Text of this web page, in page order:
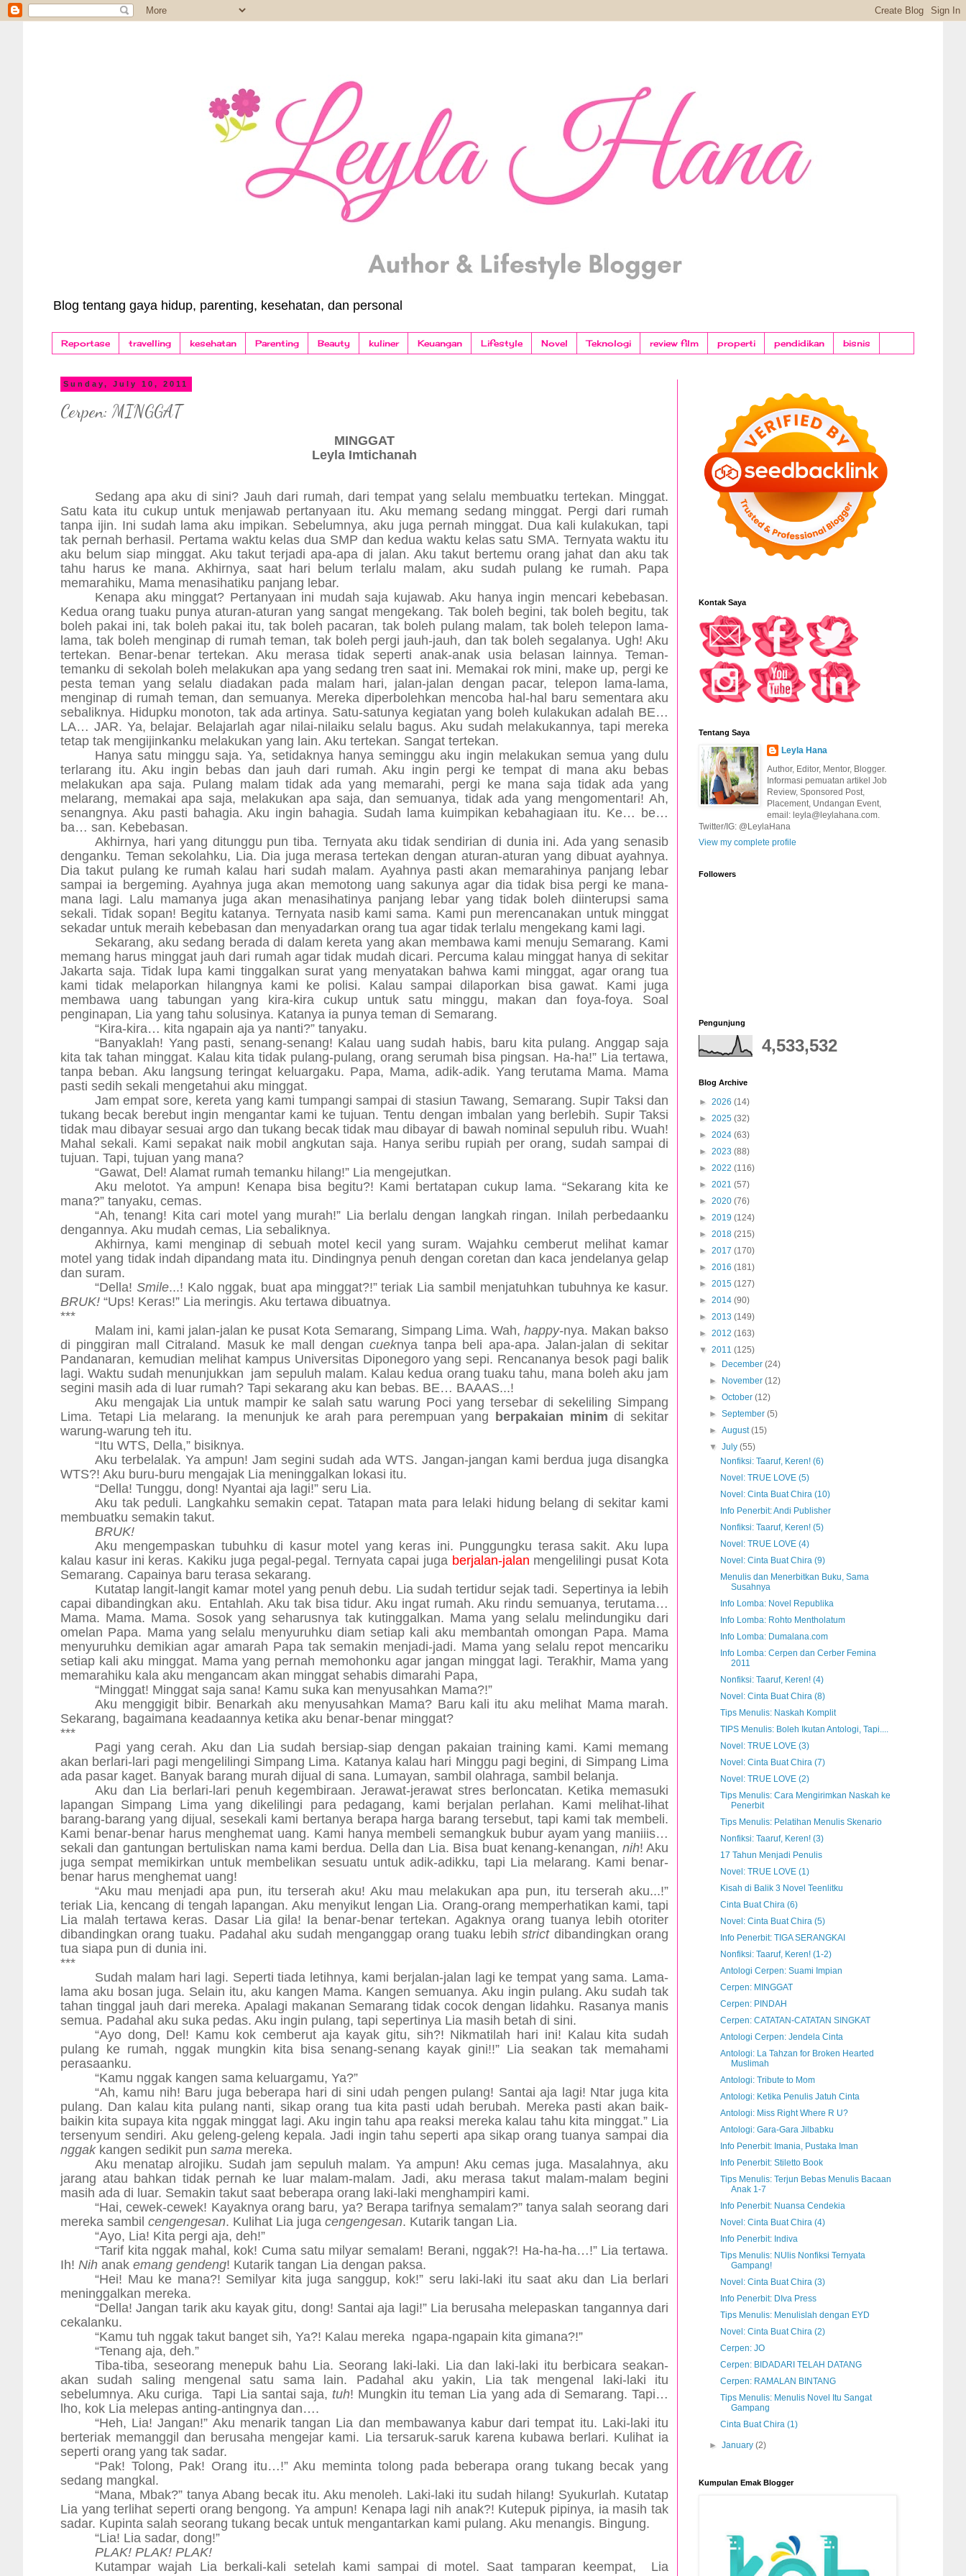
Blog tentang gaya hidup, parenting, kesehatan, dan personal
Reportase travelling kesehatan Parenting Beauty kuliner Keuangan Lifestyle Novel Teknologi review film properti pendidikan bisnis
Sunday, July 10, 2011
Cerpen: MINGGAT
MINGGAT
Leyla Imtichanah
Sedang apa aku di sini? Jauh dari rumah, dari tempat yang selalu membuatku tertekan. Minggat.
Satu kata itu cukup untuk menjawab pertanyaan itu. Aku memang sedang minggat. Pergi dari rumah
tanpa ijin. Ini sudah lama aku impikan. Sebelumnya, aku juga pernah minggat. Dua kali kulakukan, tapi
tak pernah berhasil. Pertama waktu kelas dua SMP dan kedua waktu kelas satu SMA. Ternyata waktu itu
aku belum siap minggat. Aku takut terjadi apa-apa di jalan. Aku takut bertemu orang jahat dan aku tak
tahu harus ke mana. Akhirnya, saat hari belum terlalu malam, aku sudah pulang ke rumah. Papa
memarahiku, Mama menasihatiku panjang lebar.
Kenapa aku minggat? Pertanyaan ini mudah saja kujawab. Aku hanya ingin mencari kebebasan.
Kedua orang tuaku punya aturan-aturan yang sangat mengekang. Tak boleh begini, tak boleh begitu, tak
boleh pakai ini, tak boleh pakai itu, tak boleh pacaran, tak boleh pulang malam, tak boleh telepon lama-
lama, tak boleh menginap di rumah teman, tak boleh pergi jauh-jauh, dan tak boleh segalanya. Ugh! Aku
tertekan. Benar-benar tertekan. Aku merasa tidak seperti anak-anak usia belasan lainnya. Teman-
temanku di sekolah boleh melakukan apa yang sedang tren saat ini. Memakai rok mini, make up, pergi ke
pesta teman yang selalu diadakan pada malam hari, jalan-jalan dengan pacar, telepon lama-lama,
menginap di rumah teman, dan semuanya. Mereka diperbolehkan mencoba hal-hal baru sementara aku
sebaliknya. Hidupku monoton, tak ada artinya. Satu-satunya kegiatan yang boleh kulakukan adalah BE…
LA… JAR. Ya, belajar. Belajarlah agar nilai-nilaiku selalu bagus. Aku sudah melakukannya, tapi mereka
tetap tak mengijinkanku melakukan yang lain. Aku tertekan. Sangat tertekan.
Hanya satu minggu saja. Ya, setidaknya hanya seminggu aku ingin melakukan semua yang dulu
terlarang itu. Aku ingin bebas dan jauh dari rumah. Aku ingin pergi ke tempat di mana aku bebas
melakukan apa saja. Pulang malam tidak ada yang memarahi, pergi ke mana saja tidak ada yang
melarang, memakai apa saja, melakukan apa saja, dan semuanya, tidak ada yang mengomentari! Ah,
senangnya. Aku pasti bahagia. Aku ingin bahagia. Sudah lama kuimpikan kebahagiaan itu. Ke… be…
ba… san. Kebebasan.
Akhirnya, hari yang ditunggu pun tiba. Ternyata aku tidak sendirian di dunia ini. Ada yang senasib
denganku. Teman sekolahku, Lia. Dia juga merasa tertekan dengan aturan-aturan yang dibuat ayahnya.
Dia takut pulang ke rumah kalau hari sudah malam. Ayahnya pasti akan memarahinya panjang lebar
sampai ia bergeming. Ayahnya juga akan memotong uang sakunya agar dia tidak bisa pergi ke mana-
mana lagi. Lalu mamanya juga akan menasihatinya panjang lebar yang tidak boleh diinterupsi sama
sekali. Tidak sopan! Begitu katanya. Ternyata nasib kami sama. Kami pun merencanakan untuk minggat
sekadar untuk meraih kebebasan dan menyadarkan orang tua agar tidak terlalu mengekang kami lagi.
Sekarang, aku sedang berada di dalam kereta yang akan membawa kami menuju Semarang. Kami
memang harus minggat jauh dari rumah agar tidak mudah dicari. Percuma kalau minggat hanya di sekitar
Jakarta saja. Tidak lupa kami tinggalkan surat yang menyatakan bahwa kami minggat, agar orang tua
kami tidak melaporkan hilangnya kami ke polisi. Kalau sampai dilaporkan bisa gawat. Kami juga
membawa uang tabungan yang kira-kira cukup untuk satu minggu, makan dan foya-foya. Soal
penginapan, Lia yang tahu solusinya. Katanya ia punya teman di Semarang.
“Kira-kira… kita ngapain aja ya nanti?” tanyaku.
“Banyaklah! Yang pasti, senang-senang! Kalau uang sudah habis, baru kita pulang. Anggap saja
kita tak tahan minggat. Kalau kita tidak pulang-pulang, orang serumah bisa pingsan. Ha-ha!” Lia tertawa,
tanpa beban. Aku langsung teringat keluargaku. Papa, Mama, adik-adik. Yang terutama Mama. Mama
pasti sedih sekali mengetahui aku minggat.
Jam empat sore, kereta yang kami tumpangi sampai di stasiun Tawang, Semarang. Supir Taksi dan
tukang becak berebut ingin mengantar kami ke tujuan. Tentu dengan imbalan yang berlebih. Supir Taksi
tidak mau dibayar sesuai argo dan tukang becak tidak mau dibayar di bawah nominal sepuluh ribu. Wuah!
Mahal sekali. Kami sepakat naik mobil angkutan saja. Hanya seribu rupiah per orang, sudah sampai di
tujuan. Tapi, tujuan yang mana?
“Gawat, Del! Alamat rumah temanku hilang!” Lia mengejutkan.
Aku melotot. Ya ampun! Kenapa bisa begitu?! Kami bertatapan cukup lama. “Sekarang kita ke
mana?” tanyaku, cemas.
“Ah, tenang! Kita cari motel yang murah!” Lia berlalu dengan langkah ringan. Inilah perbedaanku
dengannya. Aku mudah cemas, Lia sebaliknya.
Akhirnya, kami menginap di sebuah motel kecil yang suram. Wajahku cemberut melihat kamar
motel yang tidak indah dipandang mata itu. Dindingnya penuh dengan coretan dan kaca jendelanya gelap
dan suram.
“Della! Smile...! Kalo nggak, buat apa minggat?!” teriak Lia sambil menjatuhkan tubuhnya ke kasur.
BRUK! “Ups! Keras!” Lia meringis. Aku tertawa dibuatnya.
***
Malam ini, kami jalan-jalan ke pusat Kota Semarang, Simpang Lima. Wah, happy-nya. Makan bakso
di pinggiran mall Citraland. Masuk ke mall dengancueknya tanpa beli apa-apa. Jalan-jalan di sekitar
Pandanaran, kemudian melihat kampus Universitas Diponegoro yang sepi. Rencananya besok pagi balik
lagi. Waktu sudah menunjukkan jam sepuluh malam. Kalau kedua orang tuaku tahu, mana boleh aku jam
segini masih ada di luar rumah? Tapi sekarang aku kan bebas. BE… BAAAS...!
Aku mengajak Lia untuk mampir ke salah satu warung Poci yang tersebar di sekeliling Simpang
Lima. Tetapi Lia melarang. Ia menunjuk ke arah para perempuan yang berpakaian minim di sekitar
warung-warung teh itu.
“Itu WTS, Della,” bisiknya.
Aku terbelalak. Ya ampun! Jam segini sudah ada WTS. Jangan-jangan kami berdua juga disangka
WTS?! Aku buru-buru mengajak Lia meninggalkan lokasi itu.
“Della! Tunggu, dong! Nyantai aja lagi!” seru Lia.
Aku tak peduli. Langkahku semakin cepat. Tatapan mata para lelaki hidung belang di sekitar kami
membuatku semakin takut.
BRUK!
Aku mengempaskan tubuhku di kasur motel yang keras ini. Punggungku terasa sakit. Aku lupa
kalau kasur ini keras. Kakiku juga pegal-pegal. Ternyata capai juga berjalan-jalan mengelilingi pusat Kota
Semarang. Capainya baru terasa sekarang.
Kutatap langit-langit kamar motel yang penuh debu. Lia sudah tertidur sejak tadi. Sepertinya ia lebih
capai dibandingkan aku.
Entahlah. Aku tak bisa tidur. Aku ingat rumah. Aku rindu semuanya, terutama…
Mama. Mama. Mama. Sosok yang seharusnya tak kutinggalkan. Mama yang selalu melindungiku dari
omelan Papa. Mama yang selalu menyuruhku diam setiap kali aku membantah omongan Papa. Mama
menyuruhku demikian agar amarah Papa tak semakin menjadi-jadi. Mama yang selalu repot mencariku
setiap kali aku minggat. Mama yang pernah memohonku agar jangan minggat lagi. Terakhir, Mama yang
memarahiku kala aku mengancam akan minggat sehabis dimarahi Papa,
“Minggat! Minggat saja sana! Kamu suka kan menyusahkan Mama?!”
Aku menggigit bibir. Benarkah aku menyusahkan Mama? Baru kali itu aku melihat Mama marah.
Sekarang, bagaimana keadaannya ketika aku benar-benar minggat?
***
Pagi yang cerah. Aku dan Lia sudah bersiap-siap dengan pakaian training kami. Kami memang
akan berlari-lari pagi mengelilingi Simpang Lima. Katanya kalau hari Minggu pagi begini, di Simpang Lima
ada pasar kaget. Banyak barang murah dijual di sana. Lumayan, sambil olahraga, sambil belanja.
Aku dan Lia berlari-lari penuh kegembiraan. Jerawat-jerawat stres berloncatan. Ketika memasuki
lapangan Simpang Lima yang dikelilingi para pedagang, kami berjalan perlahan. Kami melihat-lihat
barang-barang yang dijual, sesekali kami bertanya berapa harga barang tersebut, tapi kami tak membeli.
Kami benar-benar harus menghemat uang. Kami hanya membeli semangkuk bubur ayam yang maniiis…
sekali dan gantungan bertuliskan nama kami berdua. Della dan Lia. Bisa buat kenang-kenangan, nih! Aku
juga sempat memikirkan untuk membelikan sesuatu untuk adik-adikku, tapi Lia melarang. Kami benar-
benar harus menghemat uang!
“Aku mau menjadi apa pun, itu terserah aku! Aku mau melakukan apa pun, itu terserah aku...!”
teriak Lia, kencang di tengah lapangan. Aku menyikut lengan Lia. Orang-orang memperhatikan kami, tapi
Lia malah tertawa keras. Dasar Lia gila! Ia benar-benar tertekan. Agaknya orang tuanya lebih otoriter
dibandingkan orang tuaku. Padahal aku sudah menganggap orang tuaku lebihstrictdibandingkan orang
tua siapa pun di dunia ini.
***
Sudah malam hari lagi. Seperti tiada letihnya, kami berjalan-jalan lagi ke tempat yang sama. Lama-
lama aku bosan juga. Selain itu, aku kangen Mama. Kangen semuanya. Aku ingin pulang. Aku sudah tak
tahan tinggal jauh dari mereka. Apalagi makanan Semarang tidak cocok dengan lidahku. Rasanya manis
semua. Padahal aku suka pedas. Aku ingin pulang, tapi sepertinya Lia masih betah di sini.
“Ayo dong, Del! Kamu kok cemberut aja kayak gitu, sih?! Nikmatilah hari ini! Kalau kita sudah
pulang ke rumah, nggak mungkin kita bisa senang-senang kayak gini!!” Lia seakan tak memahami
perasaanku.
“Kamu nggak kangen sama keluargamu, Ya?”
“Ah, kamu nih! Baru juga beberapa hari di sini udah pengen pulang! Santai aja lagi! Ntar juga kita
pulang. Dan kalau kita pulang nanti, sikap orang tua kita pasti udah berubah. Mereka pasti akan baik-
baikin kita supaya kita nggak minggat lagi. Aku ingin tahu apa reaksi mereka kalau tahu kita minggat.” Lia
tersenyum sendiri. Aku geleng-geleng kepala. Jadi ingin tahu seperti apa sikap orang tuanya sampai dia
nggak kangen sedikit pun sama mereka.
Aku menatap alrojiku. Sudah jam sepuluh malam. Ya ampun! Aku cemas juga. Masalahnya, aku
jarang atau bahkan tidak pernah ke luar malam-malam. Jadi, aku merasa takut malam-malam begini
masih ada di luar. Semakin takut saat beberapa orang laki-laki menghampiri kami.
“Hai, cewek-cewek! Kayaknya orang baru, ya? Berapa tarifnya semalam?” tanya salah seorang dari
mereka sambil cengengesan. Kulihat Lia juga cengengesan. Kutarik tangan Lia.
“Ayo, Lia! Kita pergi aja, deh!”
“Tarif kita nggak mahal, kok! Cuma satu milyar semalam! Berani, nggak?! Ha-ha-ha…!” Lia tertawa.
Ih! Nih anak emang gendeng! Kutarik tangan Lia dengan paksa.
“Hei! Mau ke mana?! Semilyar kita juga sanggup, kok!” seru laki-laki itu saat aku dan Lia berlari
meninggalkan mereka.
“Della! Jangan tarik aku kayak gitu, dong! Santai aja lagi!” Lia berusaha melepaskan tangannya dari
cekalanku.
“Kamu tuh nggak takut banget sih, Ya?! Kalau mereka ngapa-ngapain kita gimana?!”
“Tenang aja, deh.”
Tiba-tiba, seseorang menepuk bahu Lia. Seorang laki-laki. Lia dan laki-laki itu berbicara seakan-
akan sudah saling mengenal satu sama lain. Padahal aku yakin, Lia tak mengenal laki-laki itu
sebelumnya. Aku curiga.
Tapi Lia santai saja, tuh! Mungkin itu teman Lia yang ada di Semarang. Tapi…
lho, kok Lia melepas anting-antingnya dan….
“Heh, Lia! Jangan!” Aku menarik tangan Lia dan membawanya kabur dari tempat itu. Laki-laki itu
berteriak memanggil dan berusaha mengejar kami. Lia tersaruk-saruk karena kubawa berlari. Kulihat ia
seperti orang yang tak sadar.
“Pak! Tolong, Pak! Orang itu…!” Aku meminta tolong pada beberapa orang tukang becak yang
sedang mangkal.
“Mana, Mbak?” tanya Abang becak itu. Aku menoleh. Laki-laki itu sudah hilang! Syukurlah. Kutatap
Lia yang terlihat seperti orang bengong. Ya ampun! Kenapa lagi nih anak?! Kutepuk pipinya, ia masih tak
sadar. Kupinta salah seorang tukang becak untuk mengantarkan kami pulang. Aku menangis. Bingung.
“Lia! Lia sadar, dong!”
PLAK! PLAK! PLAK!
Kutampar wajah Lia berkali-kali setelah kami sampai di motel. Saat tamparan keempat,
Lia
Kontak Saya
Tentang Saya
Leyla Hana
Author, Editor, Mentor, Blogger.
Informasi pemuatan artikel Job
Review, Sponsored Post,
Placement, Undangan Event,
email: leyla@leylahana.com.
Twitter/IG: @LeylaHana
View my complete profile
Followers
Pengunjung
4,533,532
Blog Archive
► 2026 (14)
► 2025 (32)
► 2024 (63)
► 2023 (88)
► 2022 (116)
► 2021 (57)
► 2020 (76)
► 2019 (124)
► 2018 (215)
► 2017 (170)
► 2016 (181)
► 2015 (127)
► 2014 (90)
► 2013 (149)
► 2012 (163)
▼ 2011 (125)
►
December(24)
►
November(12)
►October(12)
►September(5)
►August(15)
▼July(55)
Nonfiksi: Taaruf, Keren! (6)
Novel: TRUE LOVE (5)
Novel: Cinta Buat Chira (10)
Info Penerbit: Andi Publisher
Nonfiksi: Taaruf, Keren! (5)
Novel: TRUE LOVE (4)
Novel: Cinta Buat Chira (9)
Menulis dan Menerbitkan Buku, Sama
Susahnya
Info Lomba: Novel Republika
Info Lomba: Rohto Mentholatum
Info Lomba: Dumalana.com
Info Lomba: Cerpen dan Cerber Femina
2011
Nonfiksi: Taaruf, Keren! (4)
Novel: Cinta Buat Chira (8)
Tips Menulis: Naskah Komplit
TIPS Menulis: Boleh Ikutan Antologi, Tapi....
Novel: TRUE LOVE (3)
Novel: Cinta Buat Chira (7)
Novel: TRUE LOVE (2)
Tips Menulis: Cara Mengirimkan Naskah ke
Penerbit
Tips Menulis: Pelatihan Menulis Skenario
Nonfiksi: Taaruf, Keren! (3)
17 Tahun Menjadi Penulis
Novel: TRUE LOVE (1)
Kisah di Balik 3 Novel Teenlitku
Cinta Buat Chira (6)
Novel: Cinta Buat Chira (5)
Info Penerbit: TIGA SERANGKAI
Nonfiksi: Taaruf, Keren! (1-2)
Antologi Cerpen: Suami Impian
Cerpen: MINGGAT
Cerpen: PINDAH
Cerpen: CATATAN-CATATAN SINGKAT
Antologi Cerpen: Jendela Cinta
Antologi: La Tahzan for Broken Hearted
Muslimah
Antologi: Tribute to Mom
Antologi: Ketika Penulis Jatuh Cinta
Antologi: Miss Right Where R U?
Antologi: Gara-Gara Jilbabku
Info Penerbit: Imania, Pustaka Iman
Info Penerbit: Stiletto Book
Tips Menulis: Terjun Bebas Menulis Bacaan
Anak 1-7
Info Penerbit: Nuansa Cendekia
Novel: Cinta Buat Chira (4)
Info Penerbit: Indiva
Tips Menulis: NUlis Nonfiksi Ternyata
Gampang!
Novel: Cinta Buat Chira (3)
Info Penerbit: DIva Press
Tips Menulis: Menulislah dengan EYD
Novel: Cinta Buat Chira (2)
Cerpen: JO
Cerpen: BIDADARI TELAH DATANG
Cerpen: RAMALAN BINTANG
Tips Menulis: Menulis Novel Itu Sangat
Gampang
Cinta Buat Chira (1)
►January(2)
Kumpulan Emak Blogger